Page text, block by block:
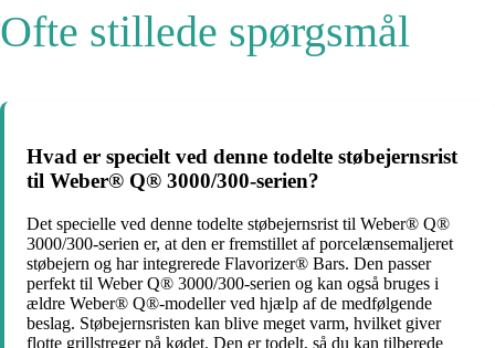
Ofte stillede spørgsmål
Hvad er specielt ved denne todelte støbejernsrist
til Weber® Q® 3000/300-serien?
Det specielle ved denne todelte støbejernsrist til Weber® Q®
3000/300-serien er, at den er fremstillet af porcelænsemaljeret
støbejern og har integrerede Flavorizer® Bars. Den passer
perfekt til Weber Q® 3000/300-serien og kan også bruges i
ældre Weber® Q®-modeller ved hjælp af de medfølgende
beslag. Støbejernsristen kan blive meget varm, hvilket giver
flotte grillstreger på kødet. Den er todelt, så du kan tilberede